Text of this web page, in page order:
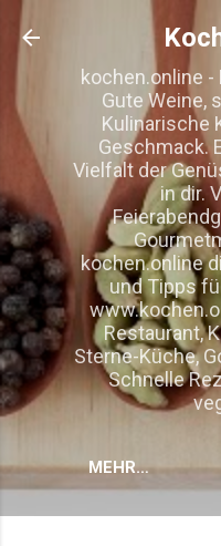
Direkt
kochen.online -
Gute Weine,
Kulinarische
Geschmack.
Vielfalt der
in dir.
kochen.online
und Tipps
Restaurant,
Sterne-Küche,
Schnelle
MEHR…